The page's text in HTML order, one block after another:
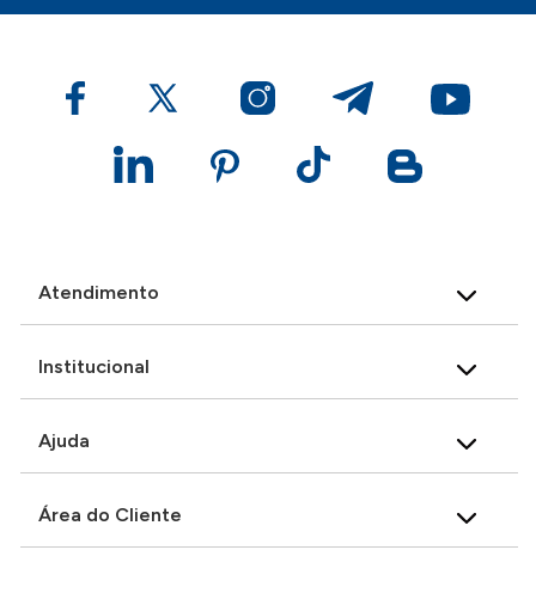
Atendimento
Institucional
Ajuda
Área do Cliente